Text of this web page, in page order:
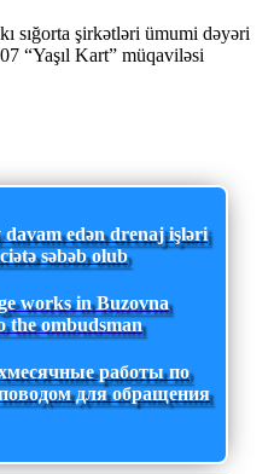
sığorta şirkətləri ümumi dəyəri
“Yaşıl Kart” müqaviləsi
edən drenaj işləri
səbəb olub
works in Buzovna
the ombudsman
работы по
для обращения